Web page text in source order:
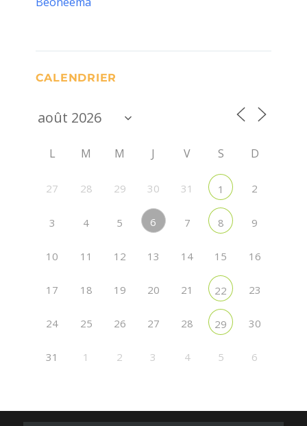
CALENDRIER
L M M J V S D
27 28 29 30 31 1 2
3 4 5 6 7 8 9
10 11 12 13 14 15 16
17 18 19 20 21 22 23
24 25 26 27 28 29 30
31 1 2 3 4 5 6